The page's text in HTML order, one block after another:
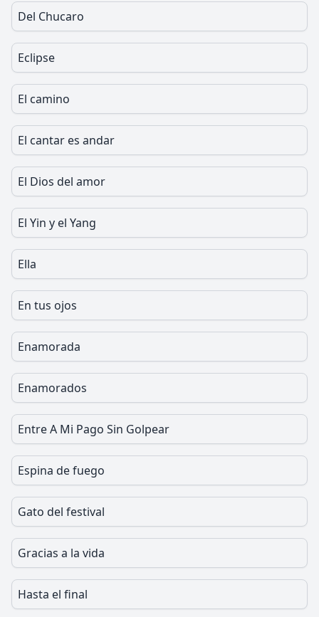
Del Chucaro
Eclipse
El camino
El cantar es andar
El Dios del amor
El Yin y el Yang
Ella
En tus ojos
Enamorada
Enamorados
Entre A Mi Pago Sin Golpear
Espina de fuego
Gato del festival
Gracias a la vida
Hasta el final